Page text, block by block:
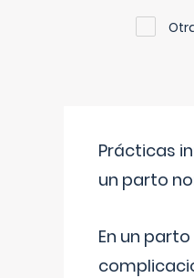
Prácticas
un parto
En un